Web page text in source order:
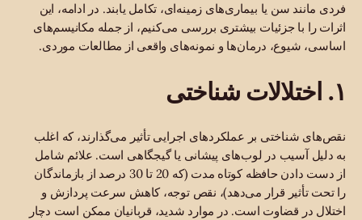
فردی مانند سن یا بیماری‌های زمینه‌ای، تکامل یابند. در ادامه، این
اثرات را با جزئیات بیشتری بررسی می‌کنیم، از جمله مکانیسم‌های
اساسی، شیوع، درمان‌ها و نمونه‌های واقعی از مطالعات موردی.
۱. اختلالات شناختی
نقص‌های شناختی بر عملکردهای اجرایی تأثیر می‌گذارند، که اغلب
به دلیل آسیب در لوب‌های پیشانی یا گیجگاهی است. علائم شامل
از دست دادن حافظه کوتاه مدت (که 20 تا 30 درصد از بازماندگان
را تحت تأثیر قرار می‌دهد)، نقص توجه، کاهش سرعت پردازش و
اختلال در قضاوت است. در موارد شدید، قربانیان ممکن است دچار